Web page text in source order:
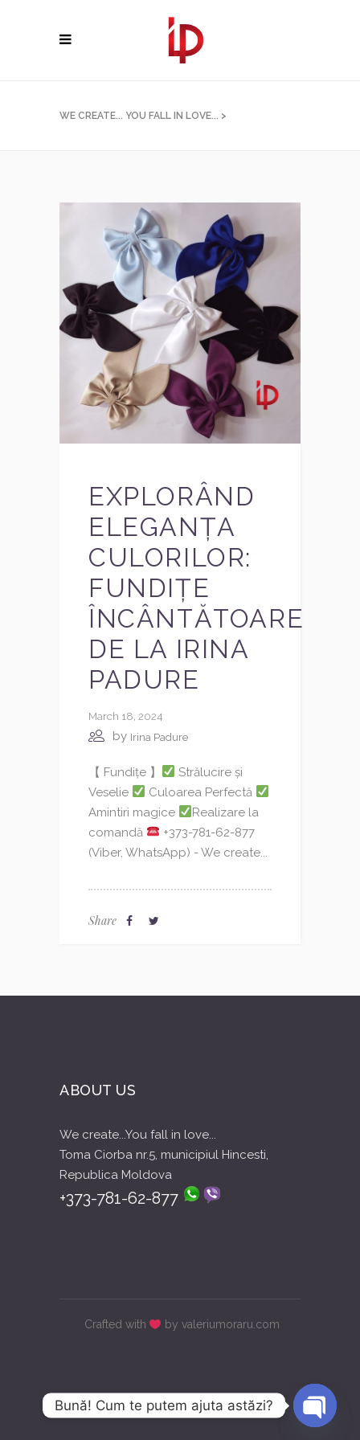
WE CREATE... YOU FALL IN LOVE... >
EXPLORÂND
ELEGANȚA
CULORILOR:
FUNDIȚE
ÎNCÂNTĂTOARE
DE LA IRINA
PADURE
March 18, 2024
by Irina Padure
【 Fundițe 】
Strălucire și
Veselie
Culoarea Perfectă
Amintiri magice
Realizare la
comandă
+373-781-62-877
(Viber, WhatsApp) - We create...
Share
ABOUT US
We create...You fall in love...
Toma Ciorba nr.5, municipiul Hincesti,
Republica Moldova
+373-781-62-877
Crafted with by valeriumoraru.com
Bună! Cum te putem ajuta astăzi?